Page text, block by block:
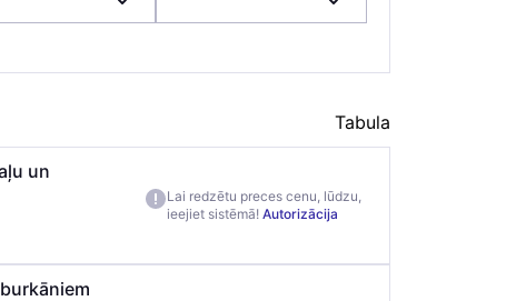
Tabula
un
Lai redzētu preces cenu, lūdzu,
ieejiet sistēmā! Autorizācija